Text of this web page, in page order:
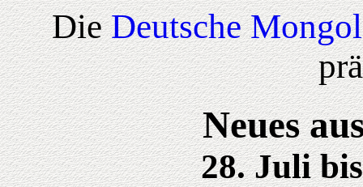
DieDeutsche
Neues
28. Juli